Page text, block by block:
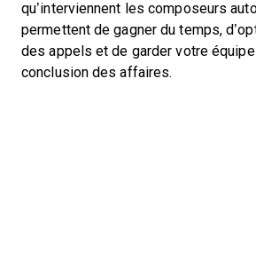
qu’interviennent les composeurs
permettent de gagner du temps,
des appels et de garder votre
conclusion des affaires.